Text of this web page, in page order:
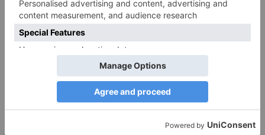
PDA Autismus: Merkmale und Umgang mit
PANDA-Kindern – Kinder mit starkem
Autonomiebedürfnis (1)